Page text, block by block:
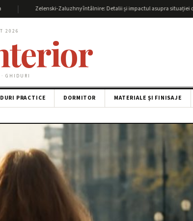
Zelenski-Zaluzhny întâlnire: Detalii și impactul asupra situației din Ucraina
2026
GHIDURI
PRACTICE DORMITOR MATERIALE ȘI FINISAJE